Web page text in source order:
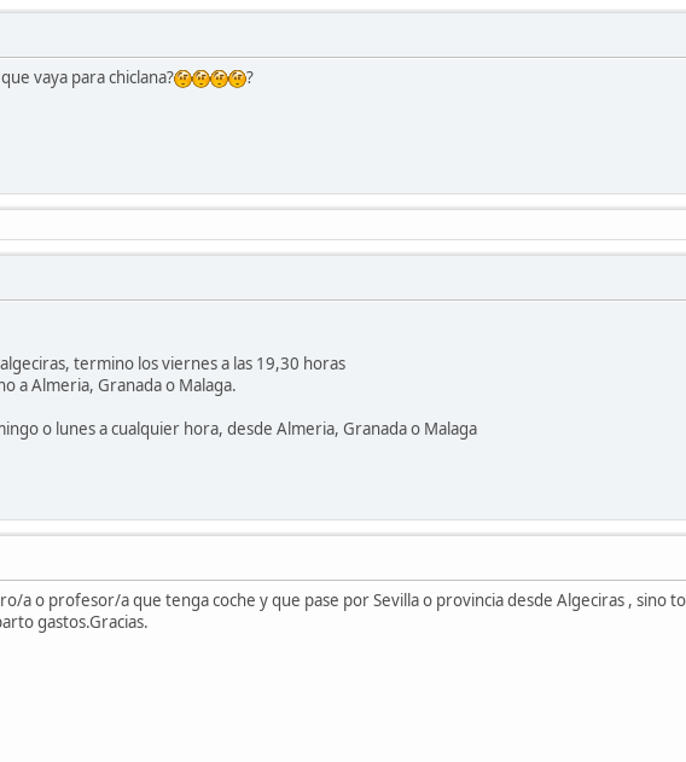
vaya para chiclana? ?
termino los viernes a las 19,30 horas
a Almeria, Granada o Malaga.
o lunes a cualquier hora, desde Almeria, Granada o Malaga
a o profesor/a que tenga coche y que pase por Sevilla o provincia desde Algeciras , sino
gastos.Gracias.